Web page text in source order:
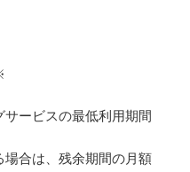
サービスの最低利用期間
合は、残余期間の月額